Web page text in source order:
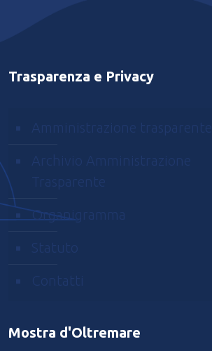
Trasparenza e Privacy
Amministrazione trasparente
Archivio Amministrazione
Trasparente
Organigramma
Statuto
Contatti
Mostra d'Oltremare